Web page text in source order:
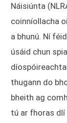
Náisiúnta
coinníollacha
a bhunú. Ní
úsáid chun
thugann do
bheith ag
tú ar fhoras dlí